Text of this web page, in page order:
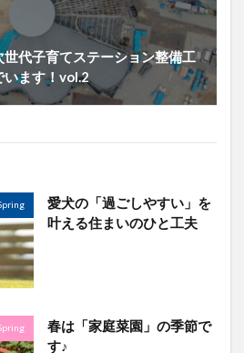
代子育てステーション整備工
います！vol.2
愛犬の「過ごしやすい」を
叶える住まいのひと工夫
春は「家庭菜園」の季節で
す♪